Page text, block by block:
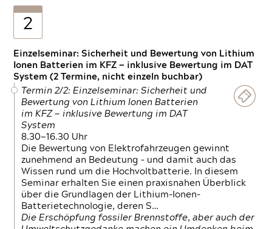
2
Einzelseminar: Sicherheit und Bewertung von Lithium
Ionen Batterien im KFZ — inklusive Bewertung im DAT
System (2 Termine, nicht einzeln buchbar)
Termin 2/2: Einzelseminar: Sicherheit und
Bewertung von Lithium Ionen Batterien
im KFZ — inklusive Bewertung im DAT
System
8.30—16.30 Uhr
Die Bewertung von Elektrofahrzeugen gewinnt
zunehmend an Bedeutung – und damit auch das
Wissen rund um die Hochvoltbatterie. In diesem
Seminar erhalten Sie einen praxisnahen Überblick
über die Grundlagen der Lithium-Ionen-
Batterietechnologie, deren S…
Die Erschöpfung fossiler Brennstoffe, aber auch der